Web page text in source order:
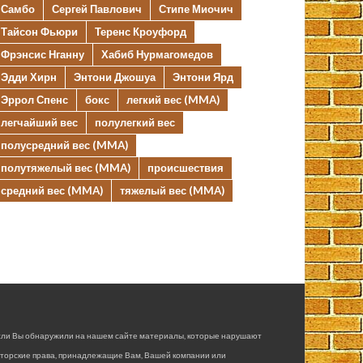
Самбо Сергей Павлович
Стипе Миочич
Тайсон Фьюри
Теренс Кроуфорд
Фрэнсис Нганну
Хабиб Нурмагомедов
Эдди Хирн
Энтони Джошуа
Энтони Ярд
Эррол Спенс
бокс
легкий вес (MMA)
легчайший вес
полулегкий вес
полусредний вес (MMA)
полутяжелый вес (MMA)
происшествия
средний вес (MMA)
тяжелый вес (MMA)
Вы обнаружили на нашем сайте материалы, которые нарушают
права, принадлежащие Вам, Вашей компании или